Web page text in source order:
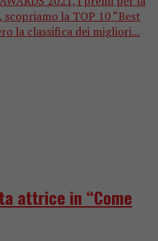
la TOP 10 “Best
la classifica dei migliori...
attrice in “Come